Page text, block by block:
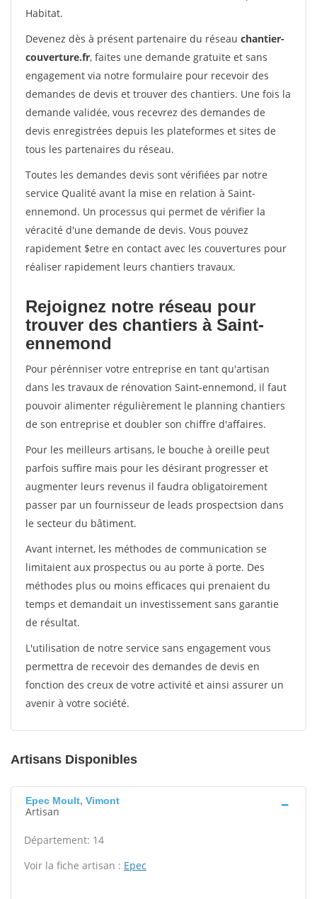
Habitat.
Devenez dès à présent partenaire du réseau chantier-
couverture.fr, faites une demande gratuite et sans
engagement via notre formulaire pour recevoir des
demandes de devis et trouver des chantiers. Une fois la
demande validée, vous recevrez des demandes de
devis enregistrées depuis les plateformes et sites de
tous les partenaires du réseau.
Toutes les demandes devis sont vérifiées par notre
service Qualité avant la mise en relation à Saint-
ennemond. Un processus qui permet de vérifier la
véracité d'une demande de devis. Vous pouvez
rapidement $etre en contact avec les couvertures pour
réaliser rapidement leurs chantiers travaux.
Rejoignez notre réseau pour
trouver des chantiers à Saint-
ennemond
Pour pérénniser votre entreprise en tant qu'artisan
dans les travaux de rénovation Saint-ennemond, il faut
pouvoir alimenter régulièrement le planning chantiers
de son entreprise et doubler son chiffre d'affaires.
Pour les meilleurs artisans, le bouche à oreille peut
parfois suffire mais pour les désirant progresser et
augmenter leurs revenus il faudra obligatoirement
passer par un fournisseur de leads prospectsion dans
le secteur du bâtiment.
Avant internet, les méthodes de communication se
limitaient aux prospectus ou au porte à porte. Des
méthodes plus ou moins efficaces qui prenaient du
temps et demandait un investissement sans garantie
de résultat.
L'utilisation de notre service sans engagement vous
permettra de recevoir des demandes de devis en
fonction des creux de votre activité et ainsi assurer un
avenir à votre société.
Artisans Disponibles
Epec Moult, Vimont
Artisan
Département: 14
Voir la fiche artisan : Epec